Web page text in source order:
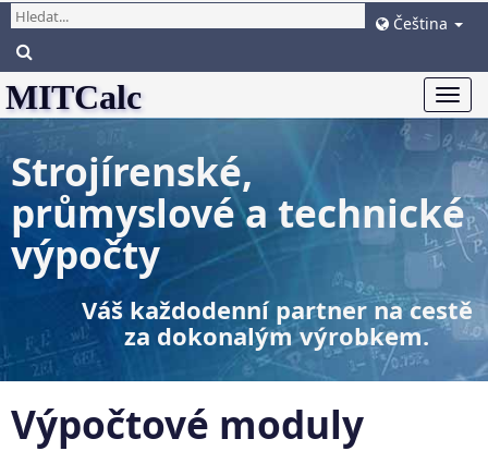
Čeština
MITCalc
Strojírenské,
průmyslové a technické
výpočty
Váš každodenní partner na cestě
za dokonalým výrobkem.
Výpočtové moduly